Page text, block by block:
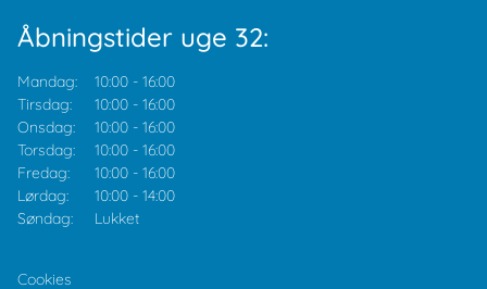
Åbningstider uge 32:
Mandag: 10:00 - 16:00
Tirsdag:
10:00 - 16:00
Onsdag:
10:00 - 16:00
Torsdag:
10:00 - 16:00
Fredag:
10:00 - 16:00
Lørdag:
10:00 - 14:00
Søndag:
Lukket
Cookies